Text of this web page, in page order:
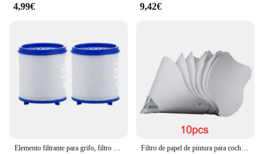
4,99€ 9,42€
Elemento filtrante para grifo, filtro purificador de agua, elimina el cloro, adaptador de grifo de Metal pesado, filtración de algodón PP para cocina y baño Filtro de papel de pintura para coche, embudo de filtro de malla en aerosol desechable, embudo de colado cónico, 10x19 cm, 100 micras